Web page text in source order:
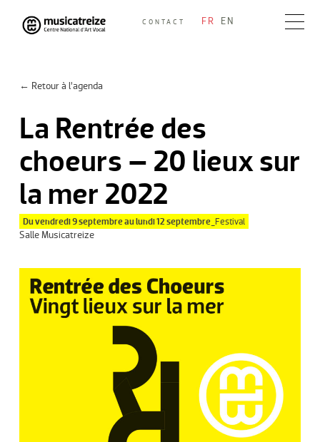
Skip
to
CONTACT FR EN
← Retour à l’agenda
La Rentrée des
choeurs – 20 lieux sur
la mer 2022
Du vendredi 9 septembre au lundi 12 septembre_ Festival
Salle Musicatreize